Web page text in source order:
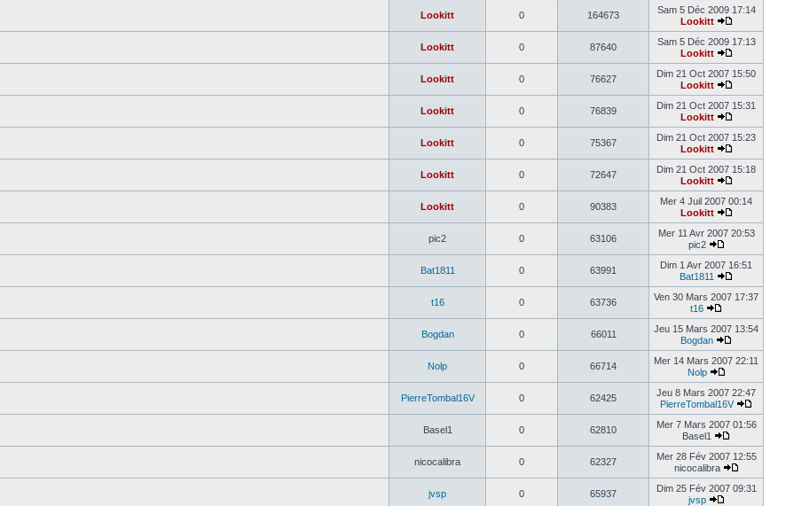
Lookitt 0 164673
Sam 5 Déc 2009 17:14
Lookitt
Lookitt 0 87640
Sam 5 Déc 2009 17:13
Lookitt
Lookitt 0 76627
Dim 21 Oct 2007 15:50
Lookitt
Lookitt 0 76839
Dim 21 Oct 2007 15:31
Lookitt
Lookitt 0 75367
Dim 21 Oct 2007 15:23
Lookitt
Lookitt 0 72647
Dim 21 Oct 2007 15:18
Lookitt
Lookitt 0 90383
Mer 4 Juil 2007 00:14
Lookitt
pic2 0 63106
Mer 11 Avr 2007 20:53
pic2
Bat1811 0 63991
Dim 1 Avr 2007 16:51
Bat1811
t16 0 63736
Ven 30 Mars 2007 17:37
t16
Bogdan 0 66011
Jeu 15 Mars 2007 13:54
Bogdan
Nolp 0 66714
Mer 14 Mars 2007 22:11
Nolp
PierreTombal16V 0 62425
Jeu 8 Mars 2007 22:47
PierreTombal16V
Basel1 0 62810
Mer 7 Mars 2007 01:56
Basel1
nicocalibra 0 62327
Mer 28 Fév 2007 12:55
nicocalibra
jvsp 0 65937
Dim 25 Fév 2007 09:31
jvsp